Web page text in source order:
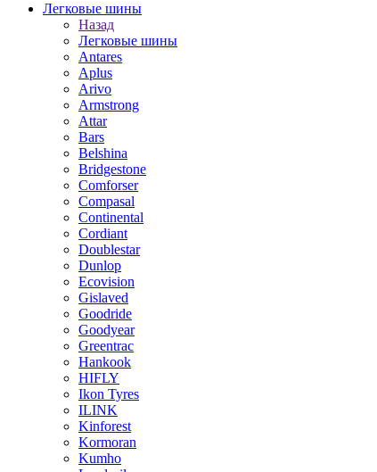
Легковые шины
Назад
Легковые шины
Antares
Aplus
Arivo
Armstrong
Attar
Bars
Belshina
Bridgestone
Comforser
Compasal
Continental
Cordiant
Doublestar
Dunlop
Ecovision
Gislaved
Goodride
Goodyear
Greentrac
Hankook
HIFLY
Ikon Tyres
ILINK
Kinforest
Kormoran
Kumho